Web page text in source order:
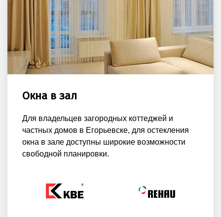
Окна в зал
Для владельцев загородных коттеджей и
частных домов в Егорьевске, для остекления
окна в зале доступны широкие возможности
свободной планировки.